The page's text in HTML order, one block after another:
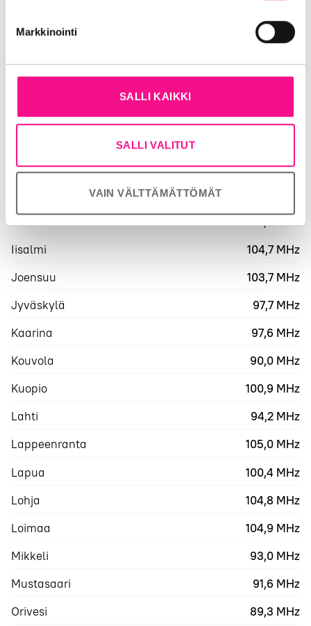
Markkinointi
SALLI KAIKKI
SALLI VALITUT
VAIN VÄLTTÄMÄTTÖMÄT
Radiotaajuudet
Helsinki
92,5 MHz
Hämeenlinna
92,3 MHz
Iisalmi
104,7 MHz
Joensuu
103,7 MHz
Jyväskylä
97,7 MHz
Kaarina
97,6 MHz
Kouvola
90,0 MHz
Kuopio
100,9 MHz
Lahti
94,2 MHz
Lappeenranta
105,0 MHz
Lapua
100,4 MHz
Lohja
104,8 MHz
Loimaa
104,9 MHz
Mikkeli
93,0 MHz
Mustasaari
91,6 MHz
Orivesi
89,3 MHz